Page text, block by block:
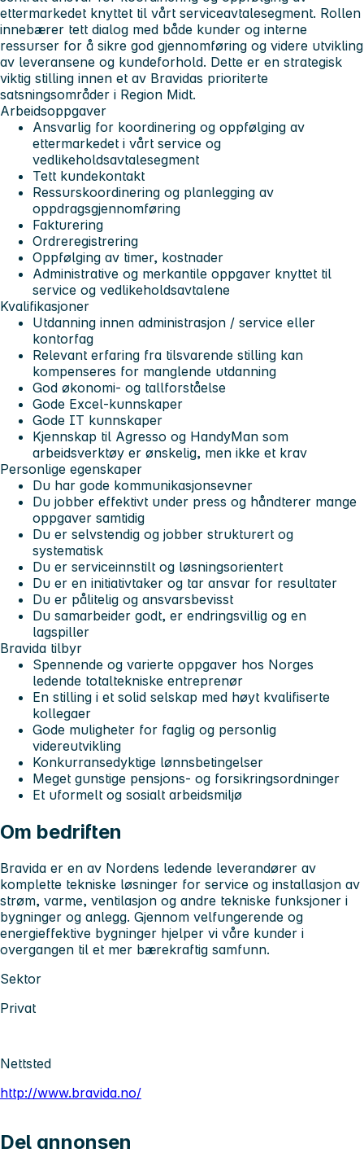
ettermarkedet knyttet til vårt serviceavtalesegment. Rollen
innebærer tett dialog med både kunder og interne
ressurser for å sikre god gjennomføring og videre utvikling
av leveransene og kundeforhold. Dette er en strategisk
viktig stilling innen et av Bravidas prioriterte
satsningsområder i Region Midt.
Arbeidsoppgaver
Ansvarlig for koordinering og oppfølging av
ettermarkedet i vårt service og
vedlikeholdsavtalesegment
Tett kundekontakt
Ressurskoordinering og planlegging av
oppdragsgjennomføring
Fakturering
Ordreregistrering
Oppfølging av timer, kostnader
Administrative og merkantile oppgaver knyttet til
service og vedlikeholdsavtalene
Kvalifikasjoner
Utdanning innen administrasjon / service eller
kontorfag
Relevant erfaring fra tilsvarende stilling kan
kompenseres for manglende utdanning
God økonomi- og tallforståelse
Gode Excel-kunnskaper
Gode IT kunnskaper
Kjennskap til Agresso og HandyMan som
arbeidsverktøy er ønskelig, men ikke et krav
Personlige egenskaper
Du har gode kommunikasjonsevner
Du jobber effektivt under press og håndterer mange
oppgaver samtidig
Du er selvstendig og jobber strukturert og
systematisk
Du er serviceinnstilt og løsningsorientert
Du er en initiativtaker og tar ansvar for resultater
Du er pålitelig og ansvarsbevisst
Du samarbeider godt, er endringsvillig og en
lagspiller
Bravida tilbyr
Spennende og varierte oppgaver hos Norges
ledende totaltekniske entreprenør
En stilling i et solid selskap med høyt kvalifiserte
kollegaer
Gode muligheter for faglig og personlig
videreutvikling
Konkurransedyktige lønnsbetingelser
Meget gunstige pensjons- og forsikringsordninger
Et uformelt og sosialt arbeidsmiljø
Om bedriften
Bravida er en av Nordens ledende leverandører av
komplette tekniske løsninger for service og installasjon av
strøm, varme, ventilasjon og andre tekniske funksjoner i
bygninger og anlegg. Gjennom velfungerende og
energieffektive bygninger hjelper vi våre kunder i
overgangen til et mer bærekraftig samfunn.
Sektor
Privat
Nettsted
http://www.bravida.no/
Del annonsen